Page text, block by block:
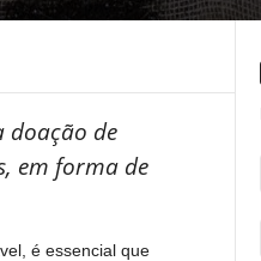
doação de
em forma de
é essencial que